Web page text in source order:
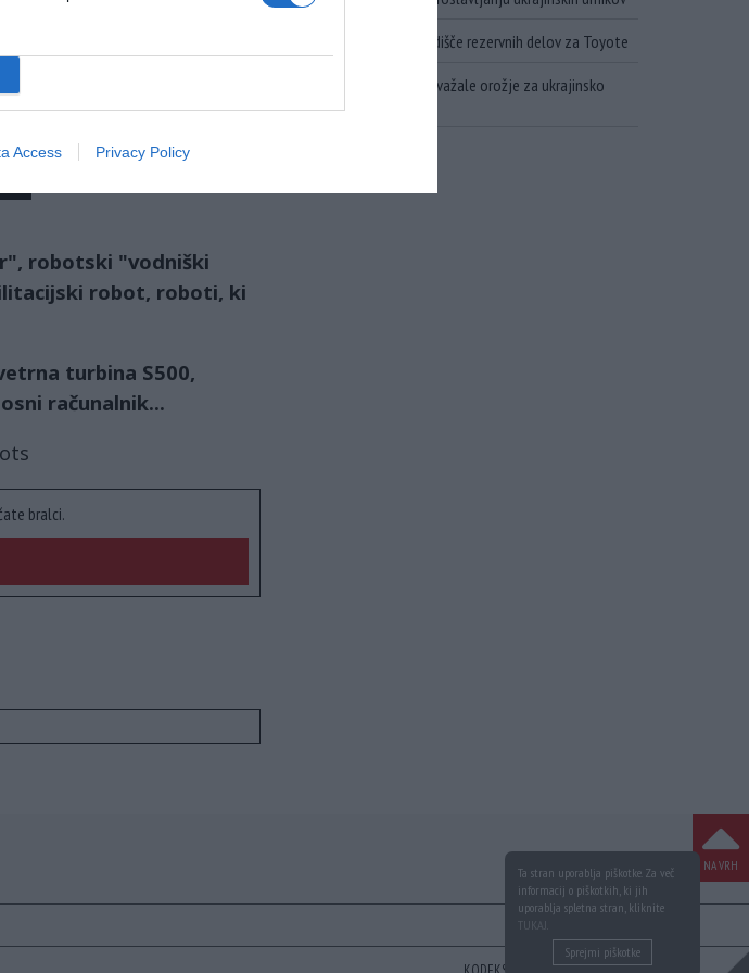
Access Privacy Policy
robotski "vodniški
robot, roboti, ki
turbina S500,
računalnik...
bralci.
Ruska vojska uničila skladišče rezervnih delov za Toyote
Zadete tri ladje, ki so prevažale orožje za ukrajinsko
vojsko
NA VRH
Ta stran uporablja piškotke. Za več
informacij o piškotkih, ki jih
uporablja spletna stran, kliknite
TUKAJ
Sprejmi piškotke